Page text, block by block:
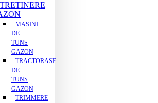
MASINI
DE
TUNS
GAZON
TRACTORASE
DE
TUNS
GAZON
TRIMMERE